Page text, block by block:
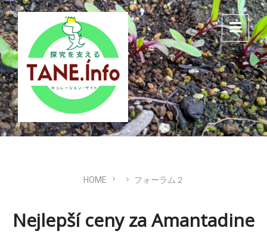
Skip
to
content
Skip
to
main
navigation
Skip
to
footer
HOME フォーラム２
Nejlepší ceny za Amantadine